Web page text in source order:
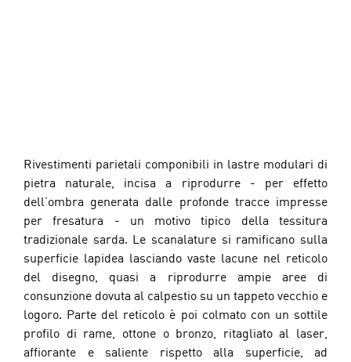
Rivestimenti parietali componibili in lastre modulari di
pietra naturale, incisa a riprodurre - per effetto
dell’ombra generata dalle profonde tracce impresse
per fresatura - un motivo tipico della tessitura
tradizionale sarda. Le scanalature si ramificano sulla
superficie lapidea lasciando vaste lacune nel reticolo
del disegno, quasi a riprodurre ampie aree di
consunzione dovuta al calpestio su un tappeto vecchio e
logoro. Parte del reticolo è poi colmato con un sottile
profilo di rame, ottone o bronzo, ritagliato al laser,
affiorante e saliente rispetto alla superficie, ad